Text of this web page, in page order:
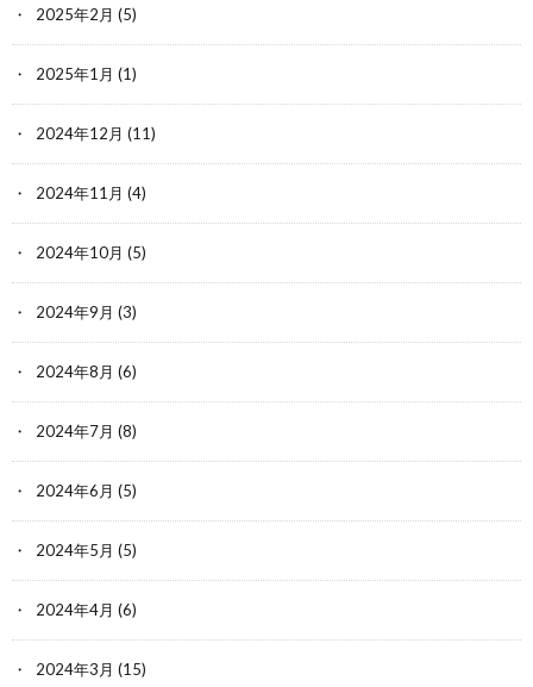
2025年2月 (5)
2025年1月 (1)
2024年12月 (11)
2024年11月 (4)
2024年10月 (5)
2024年9月 (3)
2024年8月 (6)
2024年7月 (8)
2024年6月 (5)
2024年5月 (5)
2024年4月 (6)
2024年3月 (15)